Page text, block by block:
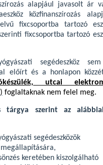
alapjául javasolt ár
közfinanszírozás
fixcsoportba tartozó
fixcsoportba tartozó
segédeszköz
előírt és a honlapon
utcai
) foglaltaknak nem felel meg.
szerint az
segédeszközök
keretében kiszolgálható